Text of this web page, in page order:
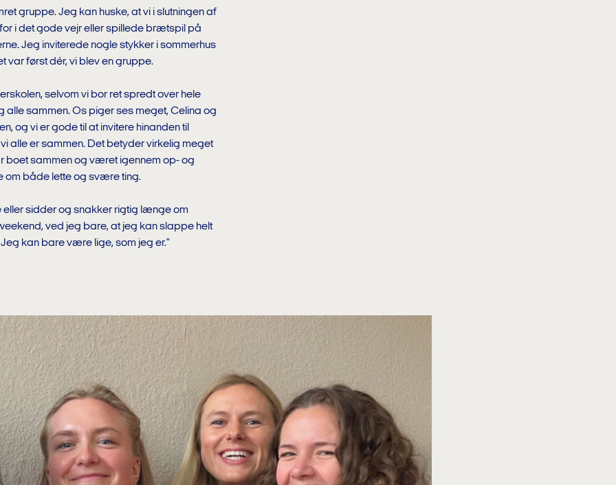
gruppe. Jeg kan huske, at vi i slutningen af
i det gode vejr eller spillede brætspil på
Jeg inviterede nogle stykker i sommerhus
var først dér, vi blev en gruppe.
selvom vi bor ret spredt over hele
sammen. Os piger ses meget, Celina og
og vi er gode til at invitere hinanden til
alle er sammen. Det betyder virkelig meget
boet sammen og været igennem op- og
om både lette og svære ting.
eller sidder og snakker rigtig længe om
ved jeg bare, at jeg kan slappe helt
kan bare være lige, som jeg er."